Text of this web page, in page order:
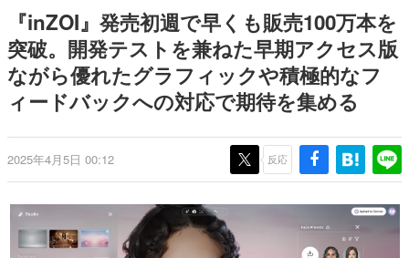
きます。
赫本
この物語を解いてはいけない。『赫本』は、〈試験問題〉
の形をした短編ホラー小説集です。
これからのデジタルゲーム市場を担う若きクリエイター達
の姿を追い、彼らのルーツと情熱を探っていきます。
ゲームに多大な影響を受けた作家さんに取材し、ゲームが
日本のコンテンツ産業やカルチャーに与えた影響を探る企
画です。
『inZOI』発売初週で早くも販売100万本を
突破。開発テストを兼ねた早期アクセス版
ながら優れたグラフィックや積極的なフ
ィードバックへの対応で期待を集める
2025年4月5日 00:12 反応